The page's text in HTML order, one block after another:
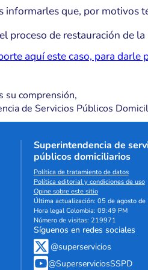
informarles que, por motivos
proceso de restauración de
aquí este caso, para darle
su comprensión,
de Servicios Públicos
Superintendencia de
públicos domiciliarios
Política de tratamiento de datos
Política editorial y condiciones de uso
Opine sobre este sitio
Última actualización: 05 de agosto
Hora legal Colombia: 09:49 PM
Número de visitas: 219971
Síguenos en redes sociales
@superservicios
@SuperserviciosSSPD